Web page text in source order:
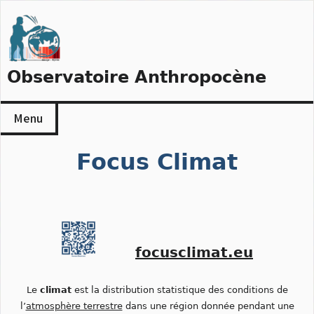
to
content
Observatoire Anthropocène
Menu
Focus Climat
focusclimat.eu
Le climatest la distribution statistique des conditions de
l’atmosphère terrestredans une région donnée pendant une